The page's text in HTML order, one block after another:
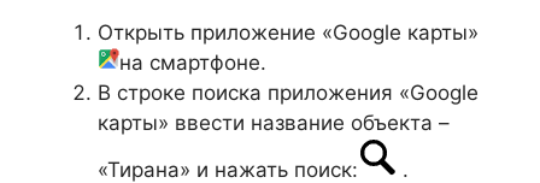
Открыть приложение «Google карты»
на смартфоне.
В строке поиска приложения «Google
карты» ввести название объекта –
«Тирана» и нажать поиск:
.